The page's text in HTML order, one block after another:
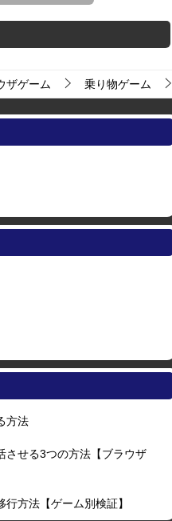
ザゲーム 乗り物ゲーム
方法
させる3つの方法【ブラウザ
方法【ゲーム別検証】